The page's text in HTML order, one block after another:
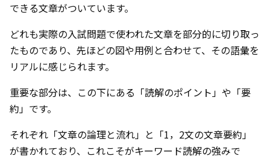
できる文章がついています。
どれも実際の入試問題で使われた文章を部分的に切り取っ
たものであり、先ほどの図や用例と合わせて、その語彙を
リアルに感じられます。
重要な部分は、この下にある「読解のポイント」や「要
約」です。
それぞれ「文章の論理と流れ」と「1，2文の文章要約」
が書かれており、これこそがキーワード読解の強みで